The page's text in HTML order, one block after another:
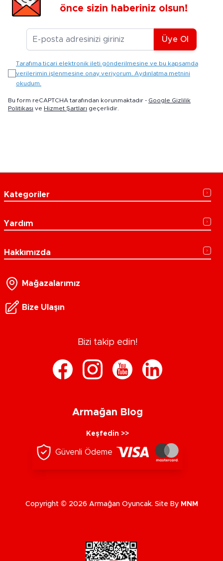
önce sizin haberiniz olsun!
E-posta Adresiniz
Üye Ol
Tarafıma ticari elektronik ileti gönderilmesine ve bu kapsamda
verilerimin işlenmesine onay veriyorum. Aydınlatma metnini
okudum.
Bu form reCAPTCHA tarafından korunmaktadır - Google Gizlilik
Politikası ve Hizmet Şartları geçerlidir.
Kategoriler
Yardım
Hakkımızda
Mağazalarımız
Bize Ulaşın
Bizi takip edin!
Armağan Blog
Keşfedin >>
Güvenli Ödeme
Copyright © 2026 Armağan Oyuncak. Site By MNM